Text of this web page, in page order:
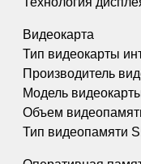
Видеокарта
Тип видеокарты
Производитель
Модель
Объем
Тип видеопамяти